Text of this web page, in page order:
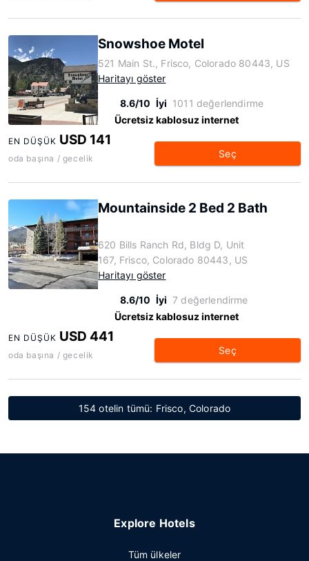
Snowshoe Motel
521 Main St., Frisco, Colorado 80443, US
Haritayı göster
8.6/10 İyi 1011 değerlendirme
Ücretsiz kablosuz internet
EN DÜŞÜK USD 141
oda başına / gecelik Seç
Mountainside 2 Bed 2 Bath
620 Bills Ranch Rd, Bldg D, Unit
167, Frisco, Colorado 80443, US
Haritayı göster
8.6/10 İyi 7 değerlendirme
Ücretsiz kablosuz internet
EN DÜŞÜK USD 441
oda başına / gecelik Seç
154 otelin tümü: Frisco, Colorado
Explore Hotels
Tüm ülkeler